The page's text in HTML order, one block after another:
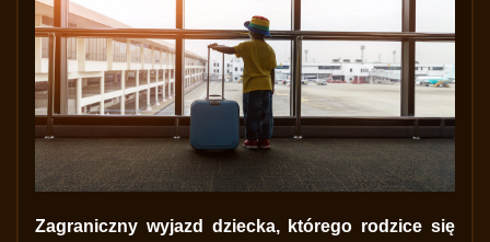
Zagraniczny wyjazd dziecka, którego rodzice się